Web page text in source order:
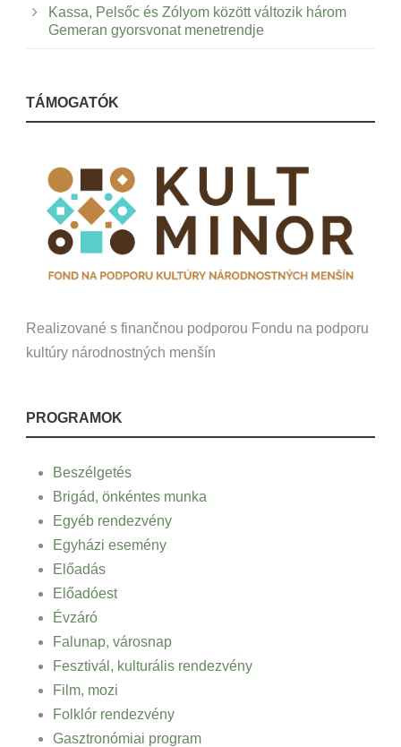
Kassa, Pelsőc és Zólyom között változik három
Gemeran gyorsvonat menetrendje
TÁMOGATÓK
Realizované s finančnou podporou Fondu na podporu
kultúry národnostných menšín
PROGRAMOK
Beszélgetés
Brigád, önkéntes munka
Egyéb rendezvény
Egyházi esemény
Előadás
Előadóest
Évzáró
Falunap, városnap
Fesztivál, kulturális rendezvény
Film, mozi
Folklór rendezvény
Gasztronómiai program